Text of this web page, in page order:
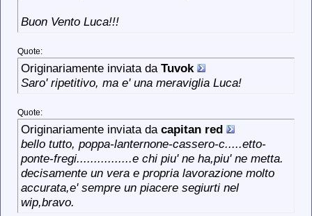
Buon Vento Luca!!!
Quote:
Originariamente inviata da Tuvok
Saro' ripetitivo, ma e' una meraviglia Luca!
Quote:
Originariamente inviata da capitan red
bello tutto, poppa-lanternone-cassero-c.....etto-
ponte-fregi................e chi piu' ne ha,piu' ne metta.
decisamente un vera e propria lavorazione molto
accurata,e' sempre un piacere segiurti nel
wip,bravo.